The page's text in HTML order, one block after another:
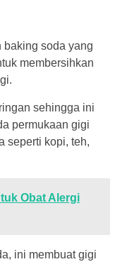
baking soda yang
membersihkan
sehingga ini
permukaan gigi
seperti kopi, teh,
Obat Alergi
ini membuat gigi